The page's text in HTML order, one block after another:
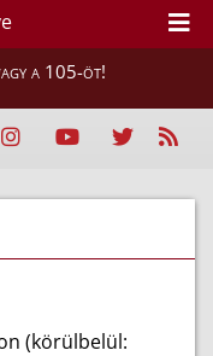
a 105-öt!
(körülbelül: